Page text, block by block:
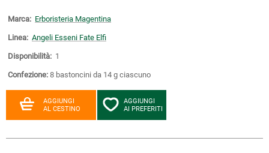
Marca: Erboristeria Magentina
Linea: Angeli Esseni Fate Elfi
Disponibilità: 1
Confezione: 8 bastoncini da 14 g ciascuno
AGGIUNGI
AL CESTINO
AGGIUNGI
AI PREFERITI